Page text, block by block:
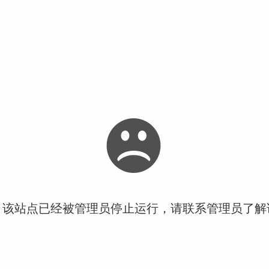
站点已经被管理员停止运行，请联系管理员了